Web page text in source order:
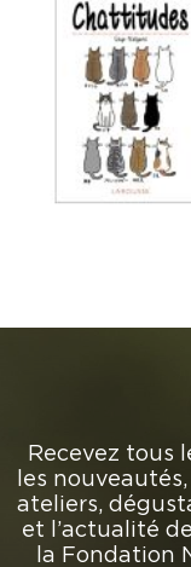
Recevez tous
les
ateliers,
et l’actualité
la Fondation